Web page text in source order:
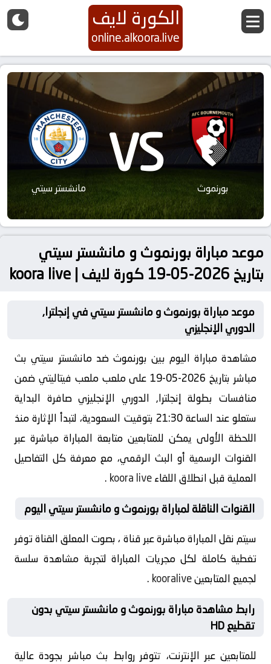
الكورة لايف
online.alkoora.live
بورنموث VS مانشستر سيتي
موعد مباراة بورنموث و مانشستر سيتي
بتاريخ 2026-05-19 كورة لايف | koora live
موعد مباراة بورنموث و مانشستر سيتي في إنجلترا,
الدوري الإنجليزي
مشاهدة مباراة اليوم بين بورنموث ضد مانشستر سيتي بث
مباشر بتاريخ 2026-05-19 على ملعب ملعب فيتاليتي ضمن
منافسات بطولة إنجلترا, الدوري الإنجليزي صافرة البداية
ستعلو عند الساعة 21:30 بتوقيت السعودية، لتبدأ الإثارة منذ
اللحظة الأولى يمكن للمتابعين متابعة المباراة مباشرة عبر
القنوات الرسمية أو البث الرقمي، مع معرفة كل التفاصيل
العملية قبل انطلاق اللقاءkoora live
.
القنوات الناقلة لمباراة بورنموث و مانشستر سيتي اليوم
سيتم نقل المباراة مباشرة عبر قناة ، بصوت المعلق القناة توفر
تغطية كاملة لكل مجريات المباراة لتجربة مشاهدة سلسة
لجميع المتابعينkooralive
.
رابط مشاهدة مباراة بورنموث و مانشستر سيتي بدون
تقطيع HD
للمتابعين عبر الإنترنت، تتوفر روابط بث مباشر بجودة عالية